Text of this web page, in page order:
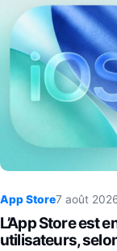
App Store7 août
L’App Store est
utilisateurs,